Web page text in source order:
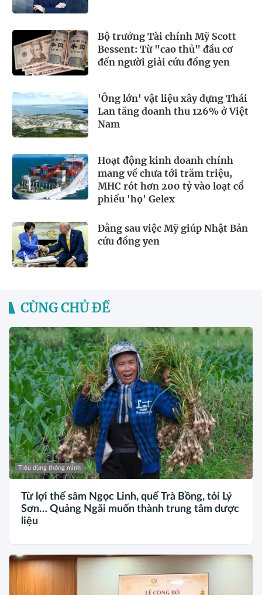
Bộ trưởng Tài chính Mỹ Scott
Bessent: Từ "cao thủ" đầu cơ
đến người giải cứu đồng yen
'Ông lớn' vật liệu xây dựng Thái
Lan tăng doanh thu 126% ở Việt
Nam
Hoạt động kinh doanh chính
mang về chưa tới trăm triệu,
MHC rót hơn 200 tỷ vào loạt cổ
phiếu 'họ' Gelex
Đằng sau việc Mỹ giúp Nhật Bản
cứu đồng yen
CÙNG CHỦ ĐỀ
Tiêu dùng thông minh
Từ lợi thế sâm Ngọc Linh, quế Trà Bồng, tỏi Lý
Sơn… Quảng Ngãi muốn thành trung tâm dược
liệu